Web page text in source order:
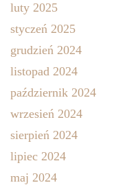
luty 2025
styczeń 2025
grudzień 2024
listopad 2024
październik 2024
wrzesień 2024
sierpień 2024
lipiec 2024
maj 2024